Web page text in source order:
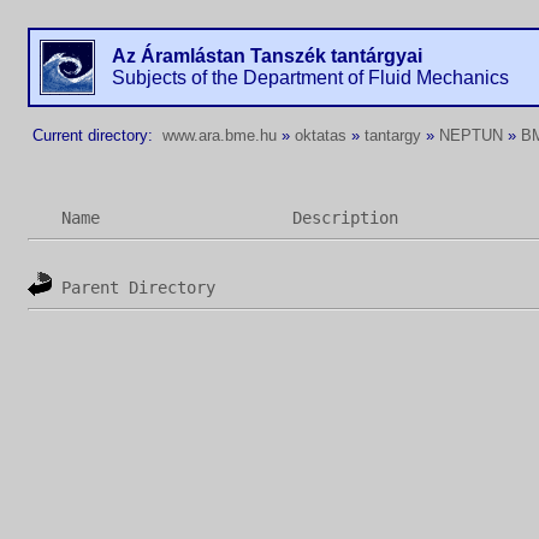
Az Áramlástan Tanszék tantárgyai
Subjects of the Department of Fluid Mechanics
Current directory: www.ara.bme.hu » oktatas » tantargy » NEPTUN »
Name Description
Parent Directory